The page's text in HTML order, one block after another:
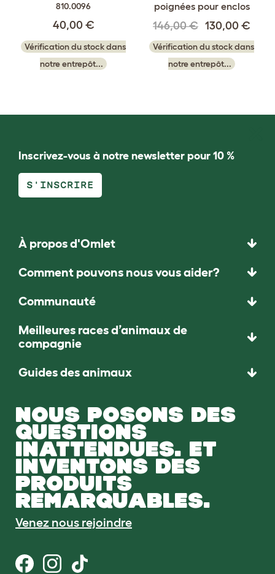
810.0096
40,00 €
Vérification du stock dans
notre entrepôt...
poignées pour enclos
146,00 € 130,00 €
Vérification du stock dans
notre entrepôt...
Inscrivez-vous à notre newsletter pour 10 %
S'INSCRIRE
À propos d'Omlet
Comment pouvons nous vous aider?
Communauté
Meilleures races d’animaux de
compagnie
Guides des animaux
NOUS POSONS DES
QUESTIONS
INATTENDUES. ET
INVENTONS DES
PRODUITS
REMARQUABLES.
Venez nous rejoindre